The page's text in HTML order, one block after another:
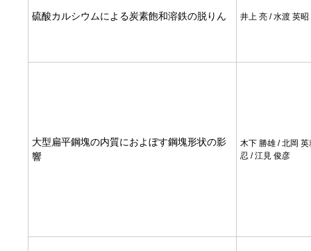
硫酸カルシウムによる炭素飽和溶鉄の脱りん 井上 亮 / 水渡 英昭
大型扁平鋼塊の内質におよぼす鋼塊形状の影
響
木下 勝雄 / 北岡 英
忍 / 江見 俊彦